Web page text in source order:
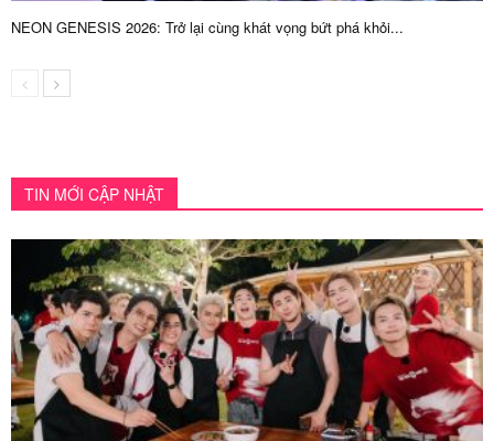
NEON GENESIS 2026: Trở lại cùng khát vọng bứt phá khỏi...
TIN MỚI CẬP NHẬT